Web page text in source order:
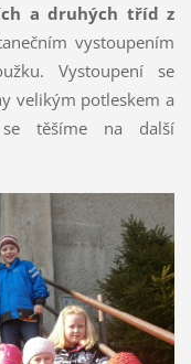
a druhých tříd z
vystoupením
Vystoupení se
velikým potleskem a
se těšíme na další